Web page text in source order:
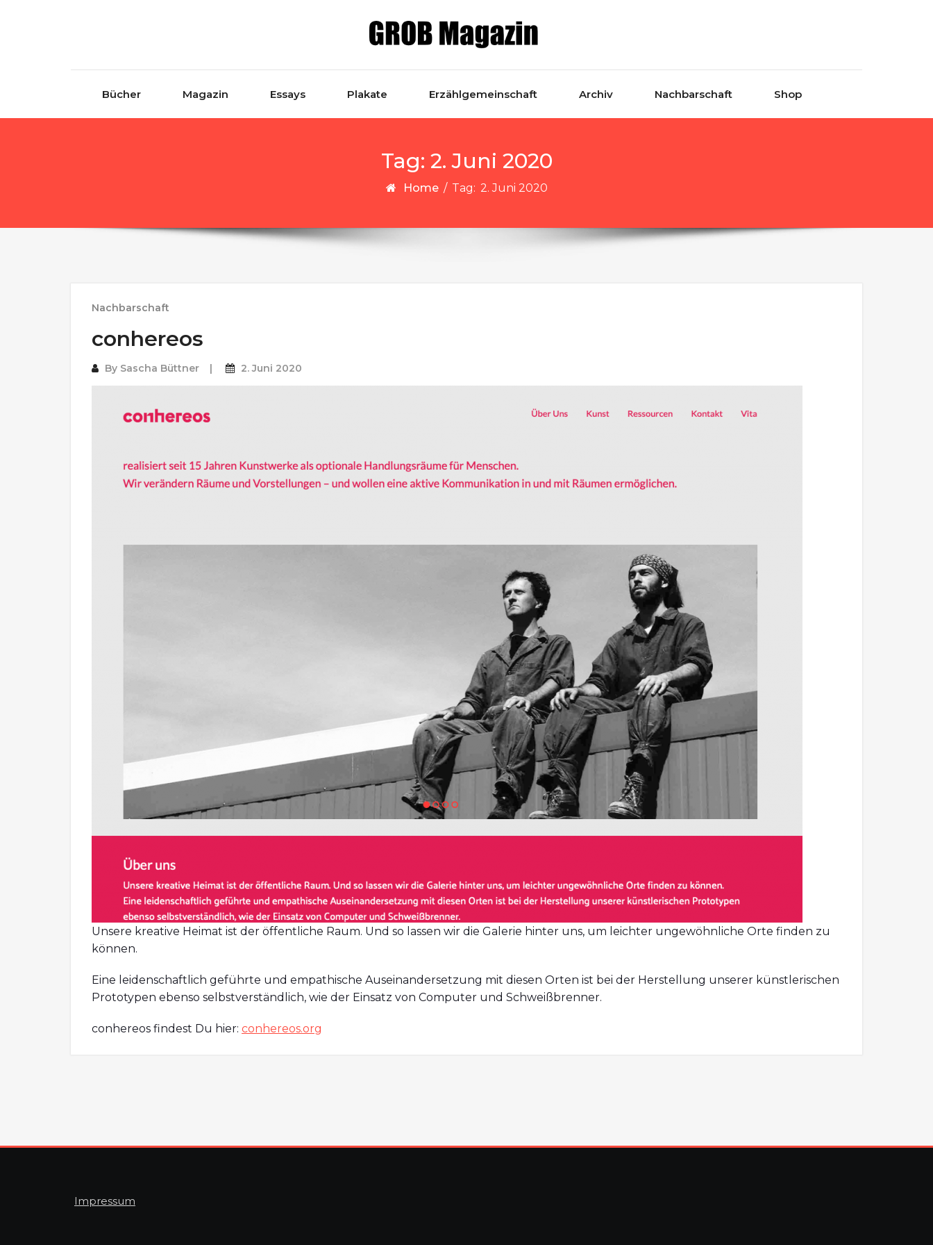
Bücher Magazin Essays Plakate Erzählgemeinschaft Archiv Nachbarschaft Shop
Tag: 2. Juni 2020
Home / Tag: 2. Juni 2020
Nachbarschaft
conhereos
By Sascha Büttner 2. Juni 2020
Unsere kreative Heimat ist der öffentliche Raum. Und so lassen wir die Galerie hinter uns, um leichter ungewöhnliche Orte finden zu
können.
Eine leidenschaftlich geführte und empathische Auseinandersetzung mit diesen Orten ist bei der Herstellung unserer künstlerischen
Prototypen ebenso selbstverständlich, wie der Einsatz von Computer und Schweißbrenner.
conhereos findest Du hier: conhereos.org
Impressum